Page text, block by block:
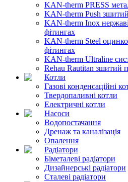
KAN-therm PRESS
KAN-therm Push
KAN-therm Inox
фітингах
KAN-therm Steel
фітингах
KAN-therm Ultraline
Rehau Rautitan зшитий
Котли
Газові конденсаційні
Твердопаливні котли
Електричні котли
Насоси
Водопостачання
Дренаж та каналізація
Опалення
Радіатори
Біметалеві радіатори
Дизайнерські радіатори
Сталеві радіатори